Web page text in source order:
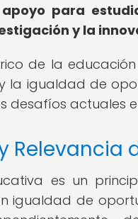
para
y la
de la
la igualdad de
desafíos actuales
Relevancia
es un
igualdad de